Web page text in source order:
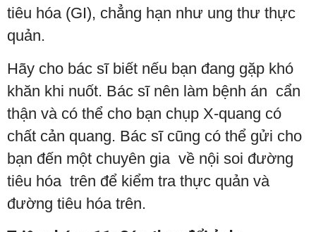
tiêu hóa (GI), chẳng hạn như ung thư thực
quản.
Hãy cho bác sĩ biết nếu bạn đang gặp khó
khăn khi nuốt. Bác sĩ nên làm bệnh án cẩn
thận và có thể cho bạn chụp X-quang có
chất cản quang. Bác sĩ cũng có thể gửi cho
bạn đến một chuyên gia về nội soi đường
tiêu hóa trên để kiểm tra thực quản và
đường tiêu hóa trên.